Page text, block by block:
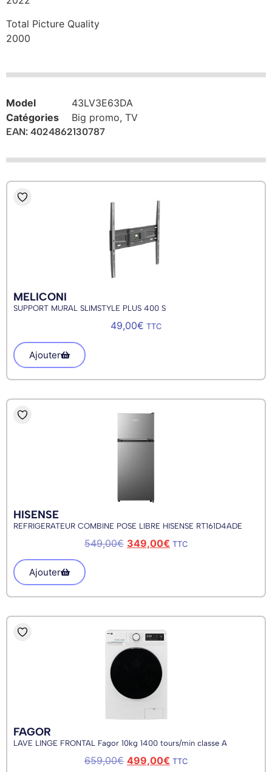
Total Picture Quality
2000
Model
43LV3E63DA
Catégories
Big promo, TV
EAN: 4024862130787
MELICONI
SUPPORT MURAL SLIMSTYLE PLUS 400 S
49,00€ TTC
Ajouter
HISENSE
REFRIGERATEUR COMBINE POSE LIBRE HISENSE RT161D4ADE
549,00€ 349,00€ TTC
Ajouter
FAGOR
LAVE LINGE FRONTAL Fagor 10kg 1400 tours/min classe A
659,00€ 499,00€ TTC